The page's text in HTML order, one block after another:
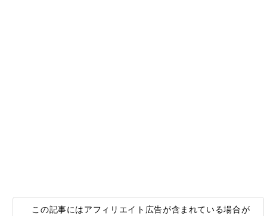
この記事にはアフィリエイト広告が含まれている場合が